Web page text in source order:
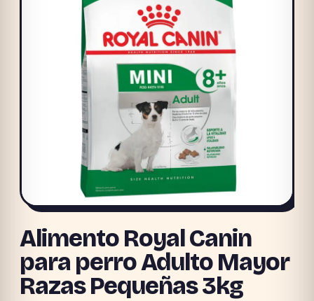
Alimento Royal Canin
para perro Adulto Mayor
Razas Pequeñas 3kg